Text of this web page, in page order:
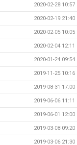
2020-02-28 10:57
2020-02-19 21:40
2020-02-05 10:05
2020-02-04 12:11
2020-01-24 09:54
2019-11-25 10:16
2019-08-31 17:00
2019-06-06 11:11
2019-06-01 12:00
2019-03-08 09:20
2019-03-06 21:30